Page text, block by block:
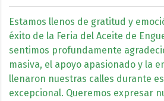
Estamos llenos de gratitud y
éxito de la Feria del Aceite de
sentimos profundamente
masiva, el apoyo apasionado y la
llenaron nuestras calles durante
excepcional. Queremos expresar